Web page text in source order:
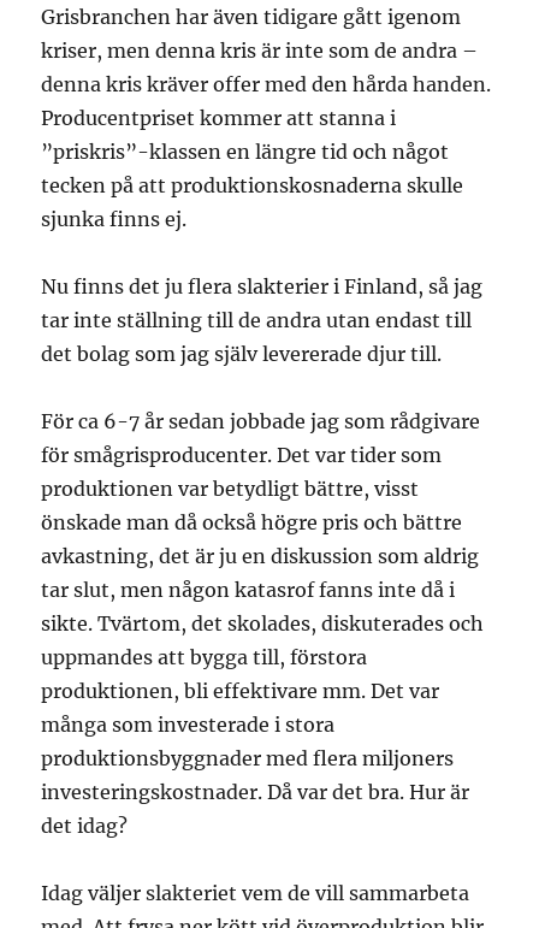
Grisbranchen har även tidigare gått igenom
kriser, men denna kris är inte som de andra –
denna kris kräver offer med den hårda handen.
Producentpriset kommer att stanna i
”priskris”-klassen en längre tid och något
tecken på att produktionskosnaderna skulle
sjunka finns ej.
Nu finns det ju flera slakterier i Finland, så jag
tar inte ställning till de andra utan endast till
det bolag som jag själv levererade djur till.
För ca 6-7 år sedan jobbade jag som rådgivare
för smågrisproducenter. Det var tider som
produktionen var betydligt bättre, visst
önskade man då också högre pris och bättre
avkastning, det är ju en diskussion som aldrig
tar slut, men någon katasrof fanns inte då i
sikte. Tvärtom, det skolades, diskuterades och
uppmandes att bygga till, förstora
produktionen, bli effektivare mm. Det var
många som investerade i stora
produktionsbyggnader med flera miljoners
investeringskostnader. Då var det bra. Hur är
det idag?
Idag väljer slakteriet vem de vill sammarbeta